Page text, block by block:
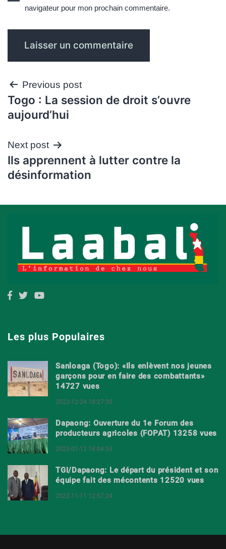
navigateur pour mon prochain commentaire.
Navigation
de
Previous post
Togo : La session de droit s’ouvre
aujourd’hui
Next post
Ils apprennent à lutter contre la
désinformation
Les plus Populaires
Sanloaga (Togo): «Ils enlèvent nos jeunes
garçons pour en faire des combattants»
14727 vues
2022-12-24 18:27:30
Dapaong: Ouverture du 1e Forum des
producteurs agricoles (FOPAT) 13258 vues
2023-01-12 18:04:53
TGI/Dapaong: Le départ du président et son
équipe fait des mécontents 12520 vues
2022-11-11 12:57:24